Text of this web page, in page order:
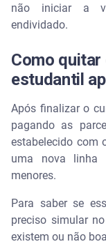
não iniciar a
endividado.
Como
estudantil
Após finalizar o
pagando as
estabelecido com
uma nova linha
menores.
Para saber se
preciso simular
existem ou não